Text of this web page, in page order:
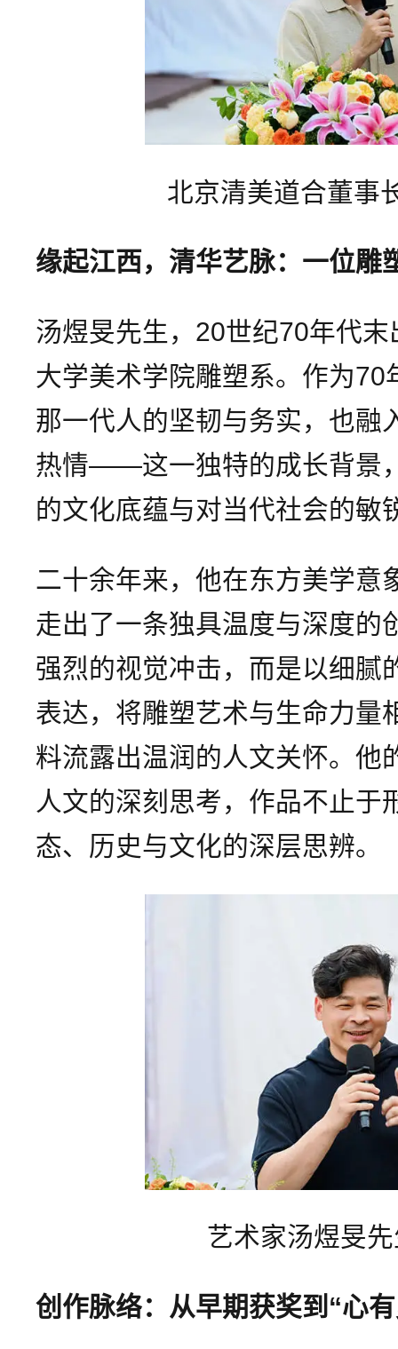
北京清美道合董事
缘起江西，清华艺脉：一位雕
汤煜旻先生，20世纪70年代
大学美术学院雕塑系。作为
那一代人的坚韧与务实，也融
热情——这一独特的成长背景
的文化底蕴与对当代社会的敏
二十余年来，他在东方美学意
走出了一条独具温度与深度的
强烈的视觉冲击，而是以细腻
表达，将雕塑艺术与生命力量
料流露出温润的人文关怀。他
人文的深刻思考，作品不止于
态、历史与文化的深层思辨。
艺术家汤煜旻
创作脉络：从早期获奖到“心